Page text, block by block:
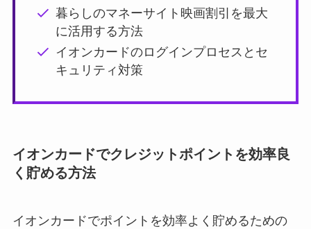
暮らしのマネーサイト映画割引を最大
に活用する方法
イオンカードのログインプロセスとセ
キュリティ対策
イオンカードでクレジットポイントを効率良
く貯める方法
イオンカードでポイントを効率よく貯めるための